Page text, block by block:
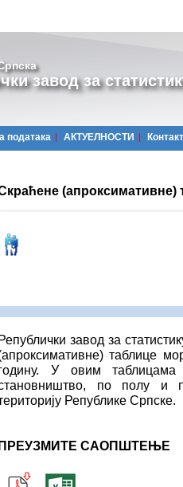
завод за
података АКТУЕЛНОСТИ Контакт
(апроксимативне)
завод за
таблице
У овим
по полу и
Републике Српске.
САОПШТЕЊЕ